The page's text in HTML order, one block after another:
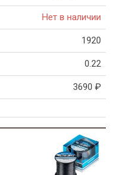
Нет в наличии
1920
0.22
3690 ₽